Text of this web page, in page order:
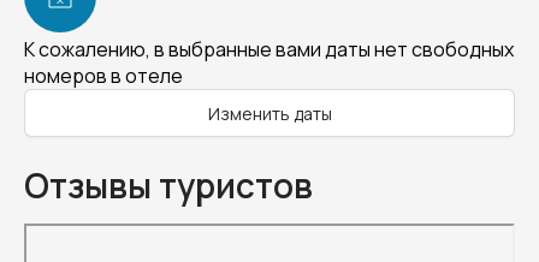
К сожалению, в выбранные вами даты нет свободных
номеров в отеле
Изменить даты
Отзывы туристов